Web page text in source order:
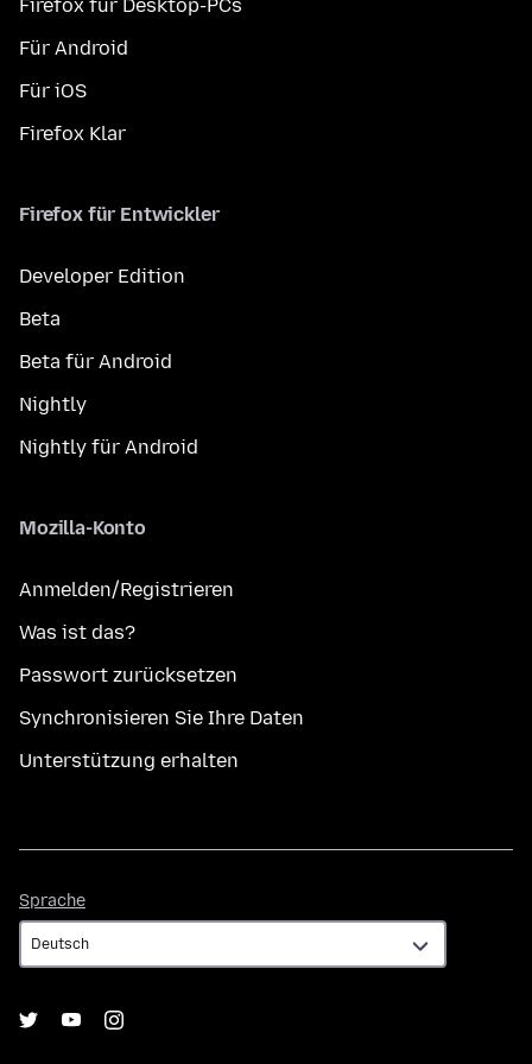
Firefox für Desktop-PCs
Für Android
Für iOS
Firefox Klar
Firefox für Entwickler
Developer Edition
Beta
Beta für Android
Nightly
Nightly für Android
Mozilla-Konto
Anmelden/Registrieren
Was ist das?
Passwort zurücksetzen
Synchronisieren Sie Ihre Daten
Unterstützung erhalten
Sprache